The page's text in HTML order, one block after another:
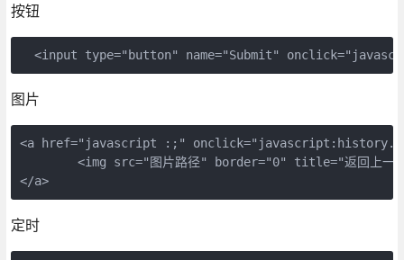
按钮
图片
<a href="javascript :;"
</a>
定时